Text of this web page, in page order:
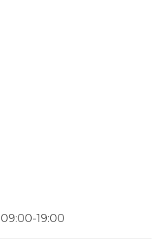
09:00-19:00